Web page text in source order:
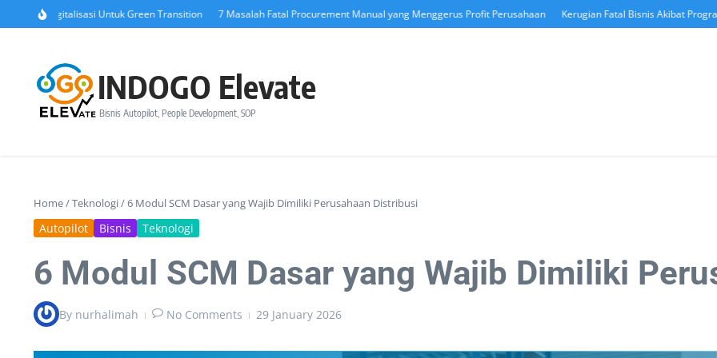
Skip to content
Digitalisasi Untuk Green Transition 7 Masalah Fatal Procurement Manual yang Menggerus Profit Perusahaan Kerugian Fatal Bisnis Akibat Program
INDOGO Elevate
Bisnis Autopilot, People Development, SOP
Home/Teknologi/6 Modul SCM Dasar yang Wajib Dimiliki Perusahaan Distribusi
Autopilot Bisnis Teknologi
6 Modul SCM Dasar yang Wajib Dimiliki
By nurhalimah No Comments 29 January 2026